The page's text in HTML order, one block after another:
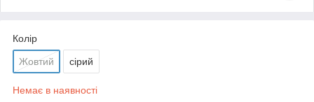
Колір
Жовтий сірий
Немає в наявності